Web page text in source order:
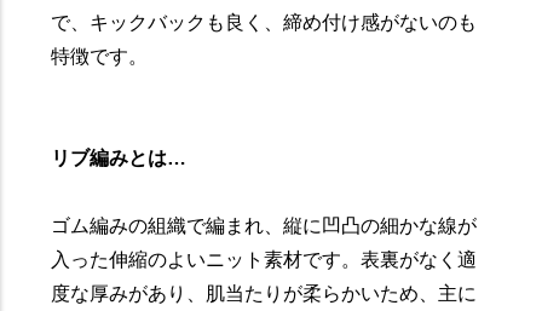
で、キックバックも良く、締め付け感がないのも
特徴です。
リブ編みとは…
ゴム編みの組織で編まれ、縦に凹凸の細かな線が
入った伸縮のよいニット素材です。表裏がなく適
度な厚みがあり、肌当たりが柔らかいため、主に